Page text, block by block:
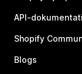
API-
Shopify
Blogs